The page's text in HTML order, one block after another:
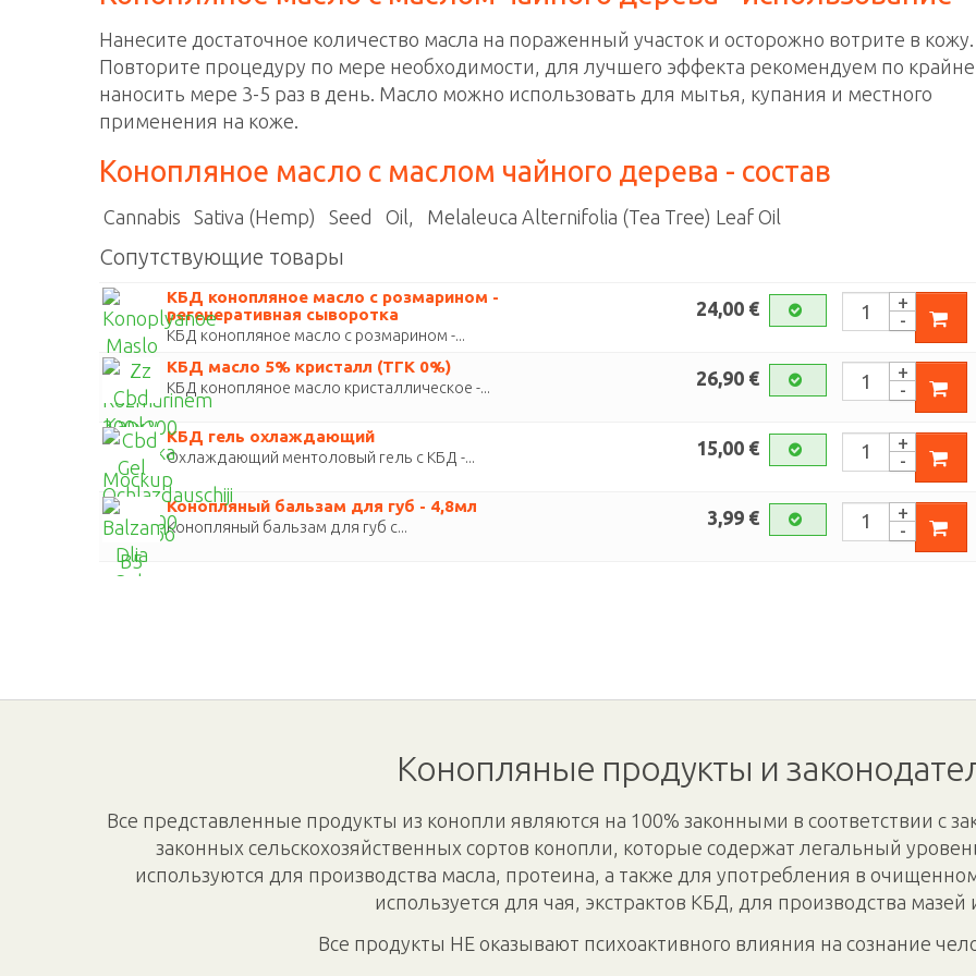
Нанесите достаточное количество масла на пораженный участок и осторожно вотрите в кожу.
Повторите процедуру по мере необходимости, для лучшего эффекта рекомендуем по
наносить мере 3-5 раз в день. Масло можно использовать для мытья, купания и местного
применения на коже.
Конопляное масло с маслом чайного дерева - состав
Cannabis Sativa (Hemp) Seed Oil, Melaleuca Alternifolia (Tea Tree) Leaf Oil
Сопутствующие товары
КБД конопляное масло с розмарином -
регенеративная сыворотка
КБД конопляное масло с розмарином -...
24,00 €
КБД масло 5% кристалл (ТГК 0%)
КБД конопляное масло кристаллическое -... 26,90 €
КБД гель охлаждающий
Охлаждающий ментоловый гель с КБД -... 15,00 €
Конопляный бальзам для губ - 4,8мл
Конопляный бальзам для губ с... 3,99 €
Конопляные продукты и
Все представленные продукты из конопли являются на 100% законными в соответствии с
законных сельскохозяйственных сортов конопли, которые содержат легальный
используются для производства масла, протеина, а также для употребления в
используется для чая, экстрактов КБД, для производства мазей
Все продукты НЕ оказывают психоактивного влияния на сознание